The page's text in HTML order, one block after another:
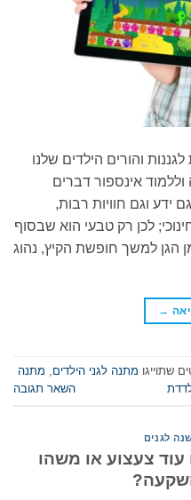
והורים הילדים שלנו
אינספור דברים
וגם חוויות רבות,
לכן רק טבעי הוא שבסוף
הגן למשך חופשת הקיץ, נהוג
→
שתוייגו מתנה לגני הילדים, מתנה
השאר תגובה
לגנים
עוד צעצוע או משהו